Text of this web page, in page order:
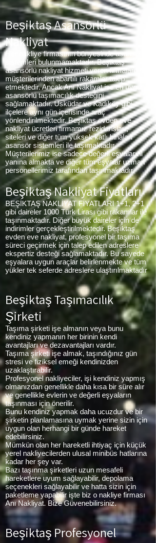
Beşiktaş Asansörlü
Nakliyat
Her nakliye firmasının bünyesinde asansör
sistemleri bulunmamaktadır. Beşiktaş
asansörlü nakliyat hizmeti veren firmalarda
müşterilerinden abartılı rakamlar talep
etmektedir. Ancak Anı Nakliyat ise en uygun
asansörlü taşımacılık desteğini
sağlamaktadır. Üsküdar ve Kadıköy gibi
ilçelere aynı gün içerisinde araç
yönlendirilmektedir. Beşiktaş evden eve
nakliyat ücretleri firmamız rezidansları,
siteleri ve diğer tüm yüksek katlı binaları
asansör sistemleri ile taşımaktadır.
Müşterilerimiz ise sadece değerli eşyalarını
yanına almakta ve diğer tüm eşyalar uzman
personellerimiz tarafından taşınmaktadır.
Beşiktaş Nakliyat Fiyatları
BEŞİKTAŞ NAKLİYAT FİYATLARI 1+1, 2+1
gibi daireler 1000 Türk Lirası gibi rakamlar ile
taşınmaktadır. Diğer büyük daireler için de
indirimler gerçekleştirilmektedir. Beşiktaş
evden eve nakliyat, profesyonel bir taşıma
süreci geçirmek için talep edilen adreslere
ekspertiz desteği sağlamaktadır. Bu sayede
eşyalara uygun araçlar belirlenmekte ve tüm
yükler tek seferde adreslere ulaştırılmaktadır
Beşiktaş Taşımacılık
Şirketi
Taşıma şirketi işe almanın veya bunu
kendiniz yapmanın her birinin kendi
avantajları ve dezavantajları vardır.
Taşıma şirketi işe almak, taşındığınız gün
stresi ve fiziksel emeği kendinizden
uzaklaştırabilir.
Profesyonel nakliyeciler, işi kendiniz yapmış
olmanızdan genellikle daha kısa bir süre alır
ve genellikle evlerin ve değerli eşyaların
taşınması için önerilir.
Bunu kendiniz yapmak daha ucuzdur ve bir
şirketin planlamasına uymak yerine sizin için
uygun olan herhangi bir günde hareket
edebilirsiniz.
Mümkün olan her hareketli ihtiyaç için küçük
yerel nakliyecilerden ulusal minibüs hatlarına
kadar her şey var.
Bazı taşınma şirketleri uzun mesafeli
hareketlere uyum sağlayabilir, depolama
seçenekleri sağlayabilir ve hatta sizin için
paketleme yapabilir işte biz o nakliye firması
Anı Nakliyat. Bize Güvenebilirsiniz.
Beşiktaş Profesyonel